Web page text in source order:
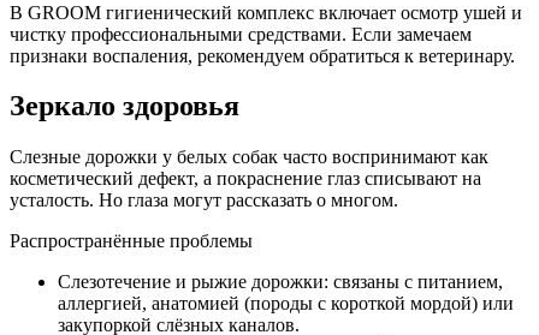
В GROOM гигиенический комплекс включает осмотр ушей и
чистку профессиональными средствами. Если замечаем
признаки воспаления, рекомендуем обратиться к ветеринару.
Зеркало здоровья
Слезные дорожки у белых собак часто воспринимают как
косметический дефект, а покраснение глаз списывают на
усталость. Но глаза могут рассказать о многом.
Распространённые проблемы
Слезотечение и рыжие дорожки: связаны с питанием,
аллергией, анатомией (породы с короткой мордой) или
закупоркой слёзных каналов.